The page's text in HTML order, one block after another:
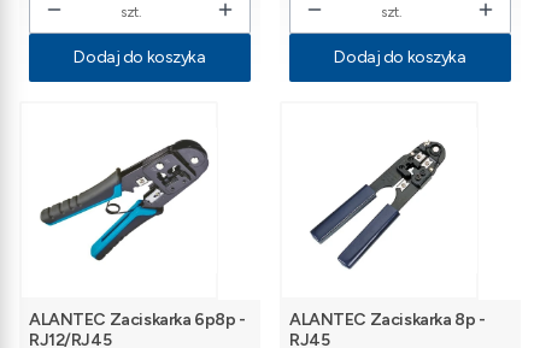
szt.
Dodaj do koszyka
szt.
Dodaj do koszyka
ALANTEC Zaciskarka 6p8p -
RJ12/RJ45
ALANTEC Zaciskarka 8p -
RJ45